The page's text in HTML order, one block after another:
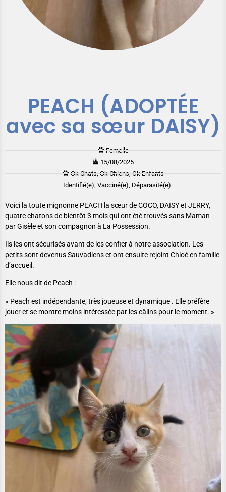
PEACH (ADOPTÉE
avec sa sœur DAISY)
Femelle
15/08/2025
Ok Chats, Ok Chiens, Ok Enfants
Identifié(e), Vacciné(e), Déparasité(e)
Voici la toute mignonne PEACH la sœur de COCO, DAISY et JERRY,
quatre chatons de bientôt 3 mois qui ont été trouvés sans Maman
par Gisèle et son compagnon à La Possession.
Ils les ont sécurisés avant de les confier à notre association. Les
petits sont devenus Sauvadiens et ont ensuite rejoint Chloé en famille
d’accueil.
Elle nous dit de Peach :
« Peach est indépendante, très joueuse et dynamique . Elle préfère
jouer et se montre moins intéressée par les câlins pour le moment. »